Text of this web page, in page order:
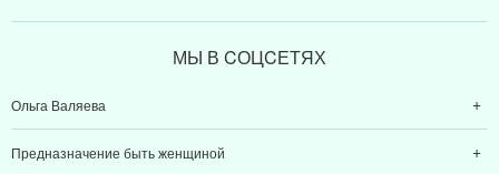
МЫ В CОЦCЕТЯХ
Ольга Валяева
Предназначение быть женщиной